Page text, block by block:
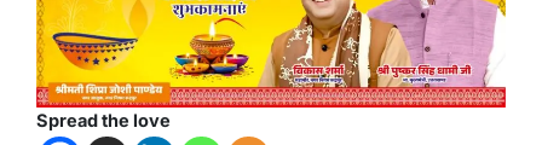
Spread the love